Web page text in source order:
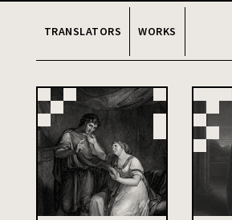
TRANSLATORS WORKS